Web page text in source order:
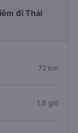
đi Thái
72 km
1.6 giờ